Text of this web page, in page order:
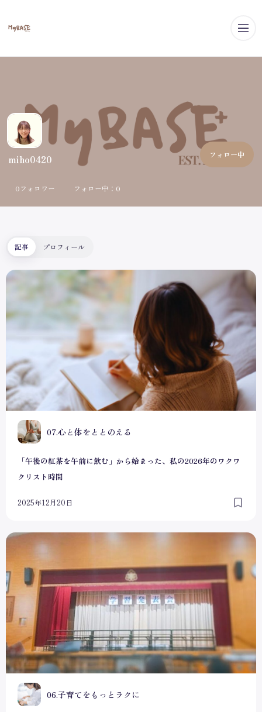
メ
miho0420 フォロー中
0フォロワー フォロー中：0
記事 プロフィール
0 07.心と体をととのえる
「午後の紅茶を午前に飲む」から始まった、私の2026年のワクワ
クリスト時間
2025年12月20日
「午後の紅茶を午前に飲む」から始まった、私の2026年の
0 06.子育てをもっとラクに
保育園児のママに知ってほしい「うちの子だけ？」を乗り